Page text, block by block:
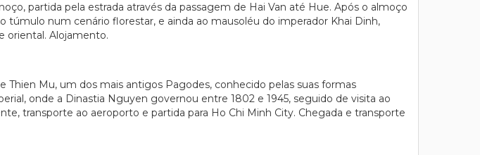
partida pela estrada através da passagem de Hai Van até Hue. Após o almoço
num cenário florestar, e ainda ao mausoléu do imperador Khai Dinh,
oriental. Alojamento.
Mu, um dos mais antigos Pagodes, conhecido pelas suas formas
onde a Dinastia Nguyen governou entre 1802 e 1945, seguido de visita ao
transporte ao aeroporto e partida para Ho Chi Minh City. Chegada e transporte